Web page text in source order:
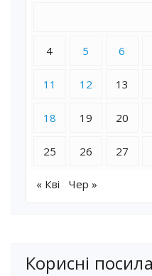
4 5 6
11 12 13
18 19 20
25 26 27
« Кві Чер »
Корисні